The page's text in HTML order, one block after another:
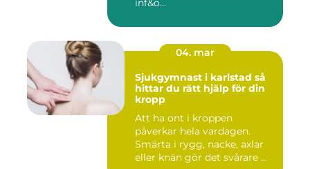
inf&o...
04. mar
Sjukgymnast i karlstad så
hittar du rätt hjälp för din
kropp
Att ha ont i kroppen
påverkar hela vardagen.
Smärta i rygg, nacke, axlar
eller knän gör det svårare ...